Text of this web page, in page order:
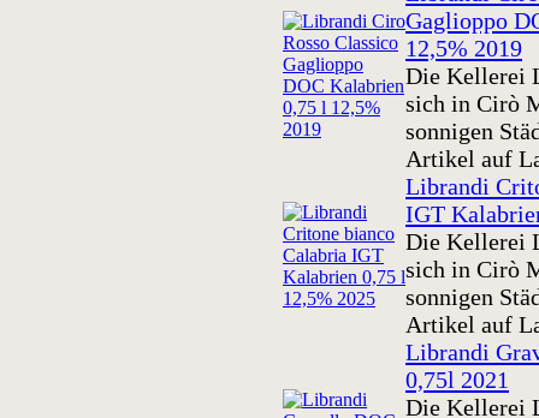
Gaglioppo
12,5% 2019
Die Kellerei
sich in Cirò
sonnigen
Artikel auf
Librandi
IGT
Die Kellerei
sich in Cirò
sonnigen
Artikel auf
Librandi
0,75l 2021
Die Kellerei